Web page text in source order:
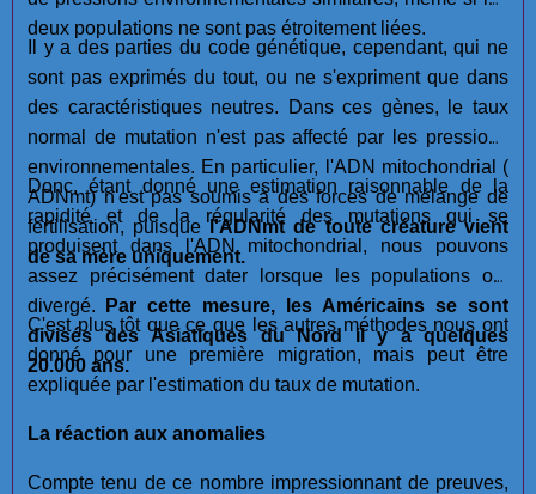
deux populations ne sont pas étroitement liées.
Il y a des parties du code génétique, cependant, qui ne
sont pas exprimés du tout, ou ne s'expriment que dans
des caractéristiques neutres. Dans ces gènes, le taux
normal de mutation n'est pas affecté par les pressions
environnementales. En particulier, l'ADN mitochondrial (
ADNmt) n'est pas soumis à des forces de mélange de
fertilisation, puisquel'ADNmt de toute créature vient
de sa mère uniquement.
Donc, étant donné une estimation raisonnable de la
rapidité et de la régularité des mutations qui se
produisent dans l'ADN mitochondrial, nous pouvons
assez précisément dater lorsque les populations ont
divergé.
Par cette mesure, les Américains se sont
divisés des Asiatiques du Nord il y a quelques
20.000 ans.
C'est plus tôt que ce que les autres méthodes nous ont
donné pour une première migration, mais peut être
expliquée par l'estimation du taux de mutation.
La réaction aux anomalies
Compte tenu de ce nombre impressionnant de preuves,